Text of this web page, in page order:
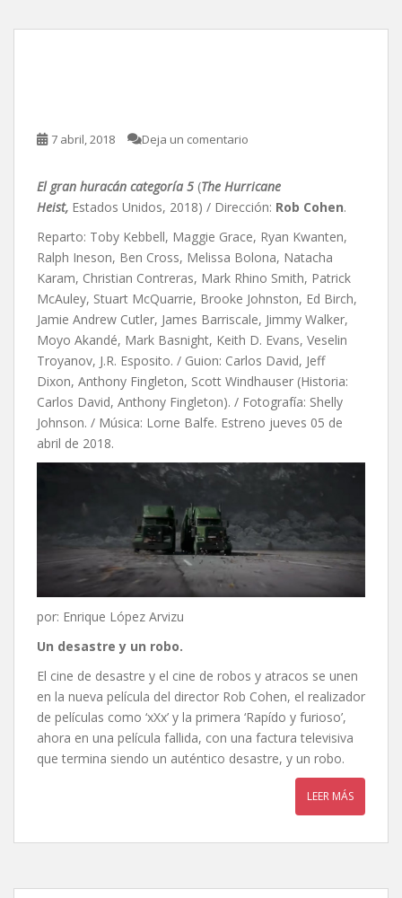
7 abril, 2018 Deja un comentario
El gran huracán categoría 5 (The Hurricane
Heist, Estados Unidos, 2018) / Dirección: Rob Cohen.
Reparto: Toby Kebbell, Maggie Grace, Ryan Kwanten,
Ralph Ineson, Ben Cross, Melissa Bolona, Natacha
Karam, Christian Contreras, Mark Rhino Smith, Patrick
McAuley, Stuart McQuarrie, Brooke Johnston, Ed Birch,
Jamie Andrew Cutler, James Barriscale, Jimmy Walker,
Moyo Akandé, Mark Basnight, Keith D. Evans, Veselin
Troyanov, J.R. Esposito. / Guion: Carlos David, Jeff
Dixon, Anthony Fingleton, Scott Windhauser (Historia:
Carlos David, Anthony Fingleton). / Fotografía: Shelly
Johnson. / Música: Lorne Balfe. Estreno jueves 05 de
abril de 2018.
por: Enrique López Arvizu
Un desastre y un robo.
El cine de desastre y el cine de robos y atracos se unen
en la nueva película del director Rob Cohen, el realizador
de películas como ‘xXx’ y la primera ‘Rapído y furioso’,
ahora en una película fallida, con una factura televisiva
que termina siendo un auténtico desastre, y un robo.
LEER MÁS